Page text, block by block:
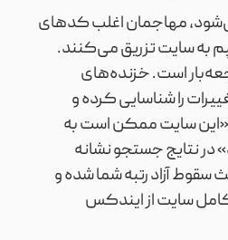
مهاجمان اغلب کدهای
به سایت تزریق می‌کنند.
است. خزنده‌های
را شناسایی کرده و
«این سایت ممکن است به
در نتایج جستجو نشانه
سقوط آزاد رتبه شما شده و
سایت از ایندکس